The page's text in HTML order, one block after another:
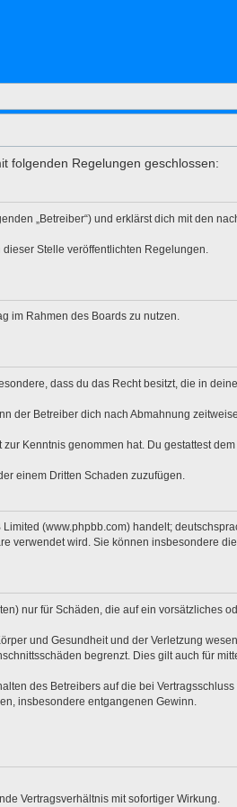
folgenden Regelungen geschlossen:
„Betreiber“) und erklärst dich mit den
Stelle veröffentlichten Regelungen.
im Rahmen des Boards zu nutzen.
dass du das Recht besitzt, die in
der Betreiber dich nach Abmahnung
Kenntnis genommen hat. Du gestattest
einem Dritten Schaden zuzufügen.
(www.phpbb.com) handelt;
verwendet wird. Sie können insbesondere
nur für Schäden, die auf ein vorsätzliches
und Gesundheit und der Verletzung
begrenzt. Dies gilt auch für
des Betreibers auf die bei
insbesondere entgangenen Gewinn.
Vertragsverhältnis mit sofortiger Wirkung.